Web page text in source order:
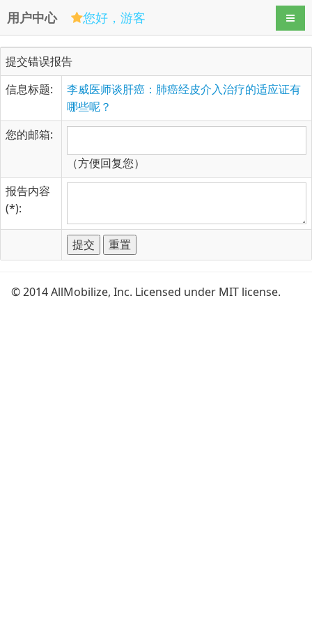
用户中心 您好，游客 导航
提交错误报告
信息标题:
李威医师谈肝癌：肺癌经皮介入治疗的适应证有
哪些呢？
您的邮箱:
（方便回复您）
报告内容
(*):
© 2014 AllMobilize, Inc. Licensed under MIT license.